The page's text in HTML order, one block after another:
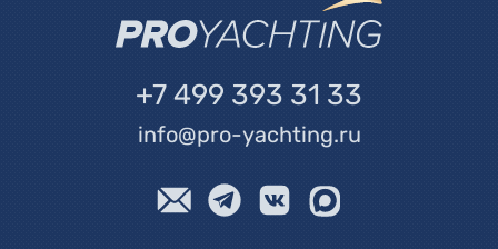
+7 499 393 31 33
info@pro-yachting.ru